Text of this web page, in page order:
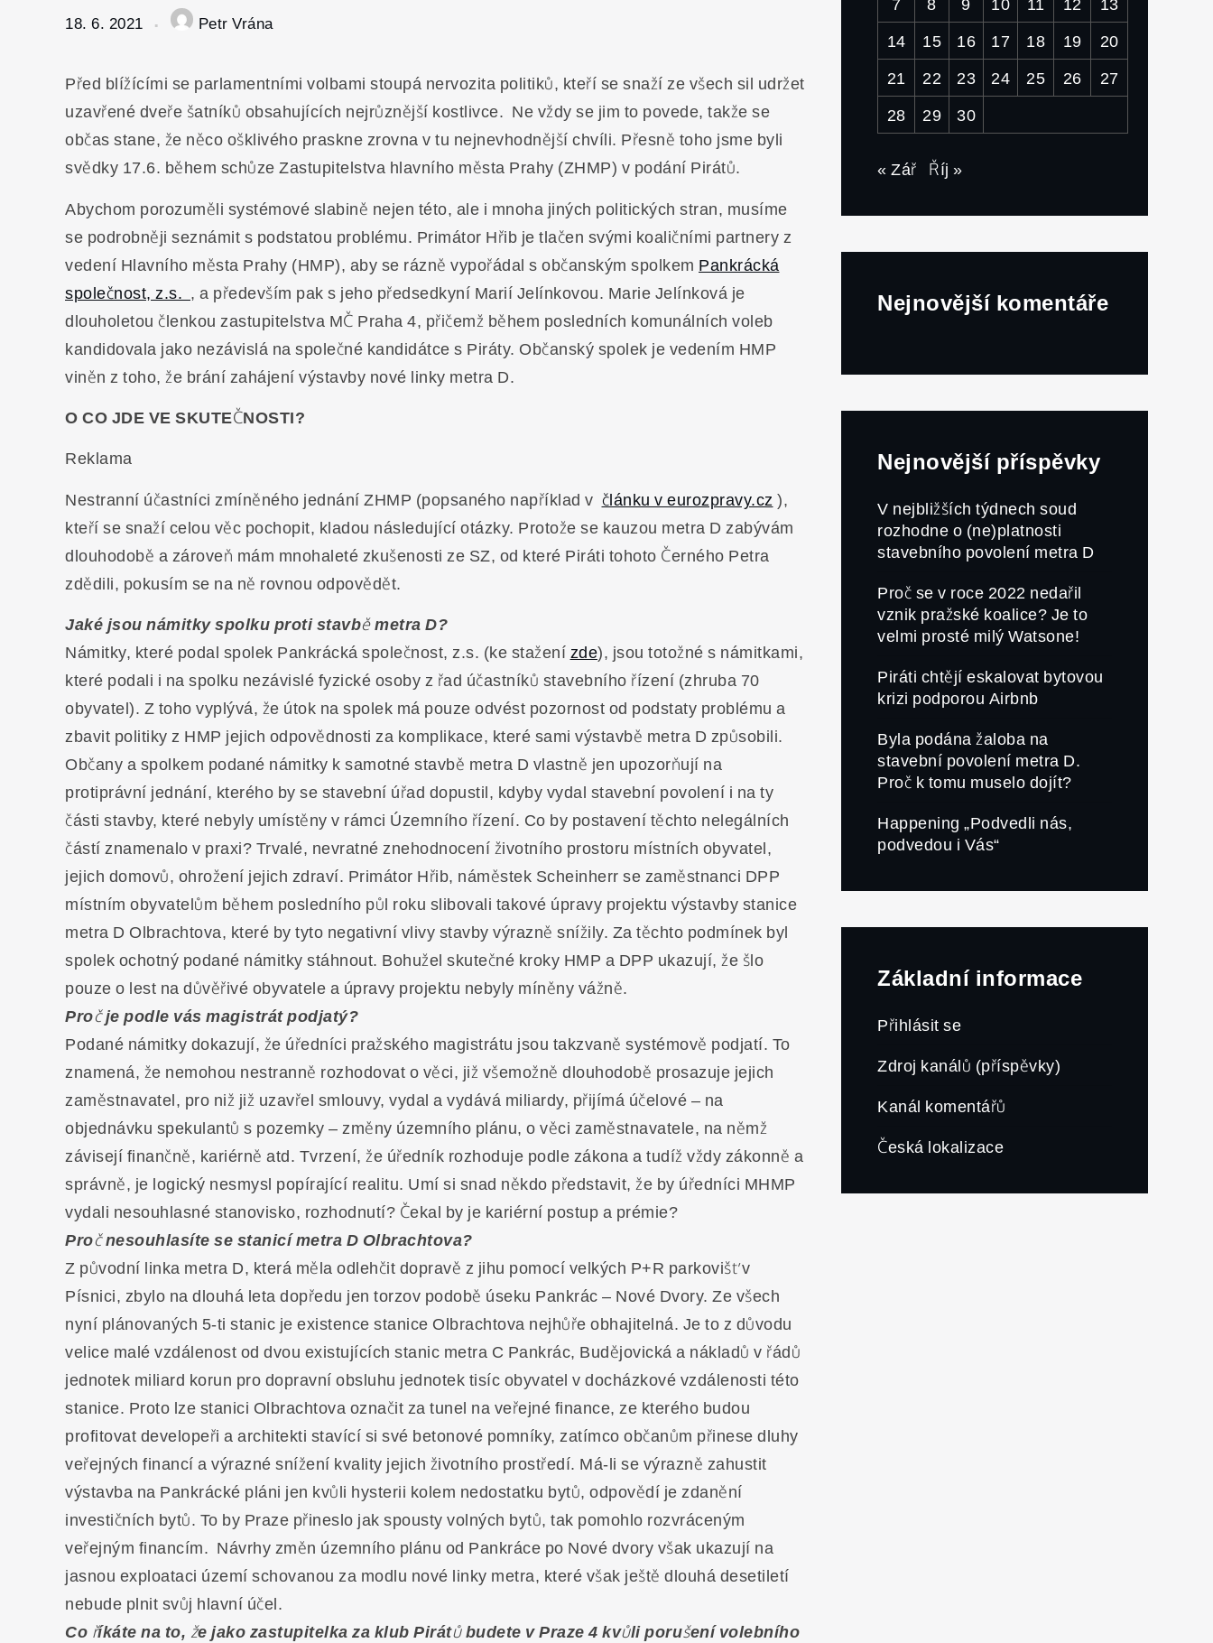
neschopnost
18. 6. 2021 Petr Vrána
Před blížícími se parlamentními volbami stoupá nervozita politiků, kteří se snaží ze všech sil udržet
uzavřené dveře šatníků obsahujících nejrůznější kostlivce. Ne vždy se jim to povede, takže se
občas stane, že něco ošklivého praskne zrovna v tu nejnevhodnější chvíli. Přesně toho jsme byli
svědky 17.6. během schůze Zastupitelstva hlavního města Prahy (ZHMP) v podání Pirátů.
Abychom porozuměli systémové slabině nejen této, ale i mnoha jiných politických stran, musíme
se podrobněji seznámit s podstatou problému. Primátor Hřib je tlačen svými koaličními partnery z
vedení Hlavního města Prahy (HMP), aby se rázně vypořádal s občanským spolkem Pankrácká
společnost, z.s. , a především pak s jeho předsedkyní Marií Jelínkovou. Marie Jelínková je
dlouholetou členkou zastupitelstva MČ Praha 4, přičemž během posledních komunálních voleb
kandidovala jako nezávislá na společné kandidátce s Piráty. Občanský spolek je vedením HMP
viněn z toho, že brání zahájení výstavby nové linky metra D.
O CO JDE VE SKUTEČNOSTI?
Reklama
Nestranní účastníci zmíněného jednání ZHMP (popsaného například v článku v eurozpravy.cz ),
kteří se snaží celou věc pochopit, kladou následující otázky. Protože se kauzou metra D zabývám
dlouhodobě a zároveň mám mnohaleté zkušenosti ze SZ, od které Piráti tohoto Černého Petra
zdědili, pokusím se na ně rovnou odpovědět.
Jaké jsou námitky spolku proti stavbě metra D?
Námitky, které podal spolek Pankrácká společnost, z.s. (ke stažení zde), jsou totožné s námitkami,
které podali i na spolku nezávislé fyzické osoby z řad účastníků stavebního řízení (zhruba 70
obyvatel). Z toho vyplývá, že útok na spolek má pouze odvést pozornost od podstaty problému a
zbavit politiky z HMP jejich odpovědnosti za komplikace, které sami výstavbě metra D způsobili.
Občany a spolkem podané námitky k samotné stavbě metra D vlastně jen upozorňují na
protiprávní jednání, kterého by se stavební úřad dopustil, kdyby vydal stavební povolení i na ty
části stavby, které nebyly umístěny v rámci Územního řízení. Co by postavení těchto nelegálních
částí znamenalo v praxi? Trvalé, nevratné znehodnocení životního prostoru místních obyvatel,
jejich domovů, ohrožení jejich zdraví. Primátor Hřib, náměstek Scheinherr se zaměstnanci DPP
místním obyvatelům během posledního půl roku slibovali takové úpravy projektu výstavby stanice
metra D Olbrachtova, které by tyto negativní vlivy stavby výrazně snížily. Za těchto podmínek byl
spolek ochotný podané námitky stáhnout. Bohužel skutečné kroky HMP a DPP ukazují, že šlo
pouze o lest na důvěřivé obyvatele a úpravy projektu nebyly míněny vážně.
Proč je podle vás magistrát podjatý?
Podané námitky dokazují, že úředníci pražského magistrátu jsou takzvaně systémově podjatí. To
znamená, že nemohou nestranně rozhodovat o věci, již všemožně dlouhodobě prosazuje jejich
zaměstnavatel, pro niž již uzavřel smlouvy, vydal a vydává miliardy, přijímá účelové – na
objednávku spekulantů s pozemky – změny územního plánu, o věci zaměstnavatele, na němž
závisejí finančně, kariérně atd. Tvrzení, že úředník rozhoduje podle zákona a tudíž vždy zákonně a
správně, je logický nesmysl popírající realitu. Umí si snad někdo představit, že by úředníci MHMP
vydali nesouhlasné stanovisko, rozhodnutí? Čekal by je kariérní postup a prémie?
Proč nesouhlasíte se stanicí metra D Olbrachtova?
Z původní linka metra D, která měla odlehčit dopravě z jihu pomocí velkých P+R parkovišť v
Písnici, zbylo na dlouhá leta dopředu jen torzov podobě úseku Pankrác – Nové Dvory. Ze všech
nyní plánovaných 5-ti stanic je existence stanice Olbrachtova nejhůře obhajitelná. Je to z důvodu
velice malé vzdálenost od dvou existujících stanic metra C Pankrác, Budějovická a nákladů v řádů
jednotek miliard korun pro dopravní obsluhu jednotek tisíc obyvatel v docházkové vzdálenosti této
stanice. Proto lze stanici Olbrachtova označit za tunel na veřejné finance, ze kterého budou
profitovat developeři a architekti stavící si své betonové pomníky, zatímco občanům přinese dluhy
veřejných financí a výrazné snížení kvality jejich životního prostředí. Má-li se výrazně zahustit
výstavba na Pankrácké pláni jen kvůli hysterii kolem nedostatku bytů, odpovědí je zdanění
investičních bytů. To by Praze přineslo jak spousty volných bytů, tak pomohlo rozvráceným
veřejným financím. Návrhy změn územního plánu od Pankráce po Nové dvory však ukazují na
jasnou exploataci území schovanou za modlu nové linky metra, které však ještě dlouhá desetiletí
nebude plnit svůj hlavní účel.
Co říkáte na to, že jako zastupitelka za klub Pirátů budete v Praze 4 kvůli porušení volebního
14
15 16 17 18 19
20
21
22 23 24 25 26
27
28
29 30
« Zář Říj »
Nejnovější komentáře
Nejnovější příspěvky
V nejbližších týdnech soud
rozhodne o (ne)platnosti
stavebního povolení metra D
Proč se v roce 2022 nedařil
vznik pražské koalice? Je to
velmi prosté milý Watsone!
Piráti chtějí eskalovat bytovou
krizi podporou Airbnb
Byla podána žaloba na
stavební povolení metra D.
Proč k tomu muselo dojít?
Happening „Podvedli nás,
podvedou i Vás“
Základní informace
Přihlásit se
Zdroj kanálů (příspěvky)
Kanál komentářů
Česká lokalizace